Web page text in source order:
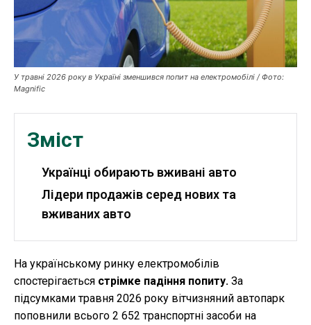
ФОП
Курс валют
Ми в соц. мережах
У травні 2026 року в Україні зменшився попит на електромобілі / Фото:
Magnific
Зміст
Українці обирають вживані авто
Лідери продажів серед нових та
вживаних авто
На українському ринку електромобілів
спостерігається стрімке падіння попиту. За
підсумками травня 2026 року вітчизняний автопарк
поповнили всього 2 652 транспортні засоби на